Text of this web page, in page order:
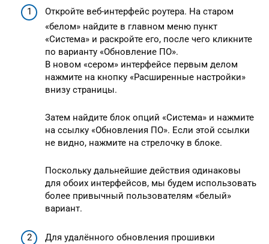
Откройте веб-интерфейс роутера. На старом
«белом» найдите в главном меню пункт
«Система» и раскройте его, после чего кликните
по варианту «Обновление ПО».
В новом «сером» интерфейсе первым делом
нажмите на кнопку «Расширенные настройки»
внизу страницы.
Затем найдите блок опций «Система» и нажмите
на ссылку «Обновления ПО». Если этой ссылки
не видно, нажмите на стрелочку в блоке.
Поскольку дальнейшие действия одинаковы
для обоих интерфейсов, мы будем использовать
более привычный пользователям «белый»
вариант.
Для удалённого обновления прошивки